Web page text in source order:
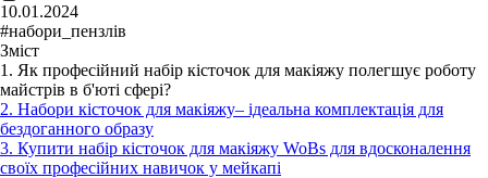
10.01.2024
#набори_пензлів
Зміст
1. Як професійний набір кісточок для макіяжу полегшує роботу
майстрів в б'юті сфері?
2. Набори кісточок для макіяжу– ідеальна комплектація для
бездоганного образу
3. Купити набір кісточок для макіяжу WoBs для вдосконалення
своїх професійних навичок у мейкапі